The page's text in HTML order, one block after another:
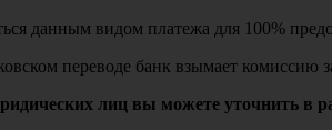
данным видом платежа для 100%
переводе банк взымает комиссию
лиц вы можете уточнить в